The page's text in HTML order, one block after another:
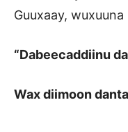
Guuxaay,
“Dabeecaddiinu
Wax diimoon